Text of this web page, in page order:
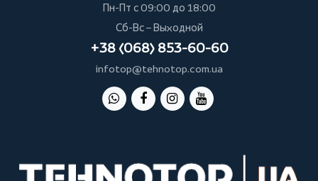
Пн-Пт с 09:00 до 18:00
Сб-Вс – Выходной
+38 (068) 853-60-60
infotop@tehnotop.com.ua